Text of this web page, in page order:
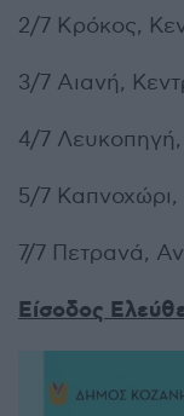
2/7 Κρόκος,
3/7 Αιανή,
4/7 Λευκοπηγή,
5/7 Καπνοχώρι,
7/7 Πετρανά,
Είσοδος